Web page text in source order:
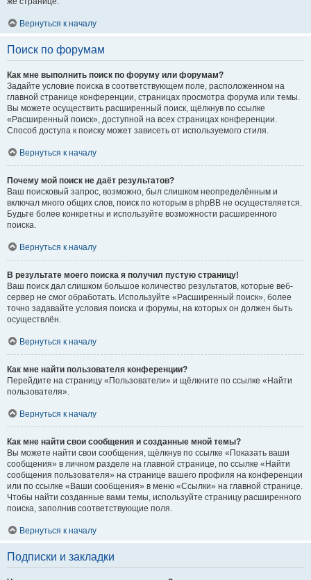
Вернуться к началу
Поиск по форумам
Как мне выполнить поиск по форуму или форумам?
Задайте условие поиска в соответствующем поле, расположенном на
главной странице конференции, страницах просмотра форума или темы.
Вы можете осуществить расширенный поиск, щёлкнув по ссылке
«Расширенный поиск», доступной на всех страницах конференции.
Способ доступа к поиску может зависеть от используемого стиля.
Вернуться к началу
Почему мой поиск не даёт результатов?
Ваш поисковый запрос, возможно, был слишком неопределённым и
включал много общих слов, поиск по которым в phpBB не осуществляется.
Будьте более конкретны и используйте возможности расширенного
поиска.
Вернуться к началу
В результате моего поиска я получил пустую страницу!
Ваш поиск дал слишком большое количество результатов, которые веб-
сервер не смог обработать. Используйте «Расширенный поиск», более
точно задавайте условия поиска и форумы, на которых он должен быть
осуществлён.
Вернуться к началу
Как мне найти пользователя конференции?
Перейдите на страницу «Пользователи» и щёлкните по ссылке «Найти
пользователя».
Вернуться к началу
Как мне найти свои сообщения и созданные мной темы?
Вы можете найти свои сообщения, щёлкнув по ссылке «Показать ваши
сообщения» в личном разделе на главной странице, по ссылке «Найти
сообщения пользователя» на странице вашего профиля на конференции
или по ссылке «Ваши сообщения» в меню «Ссылки» на главной странице.
Чтобы найти созданные вами темы, используйте страницу расширенного
поиска, заполнив соответствующие поля.
Вернуться к началу
Подписки и закладки